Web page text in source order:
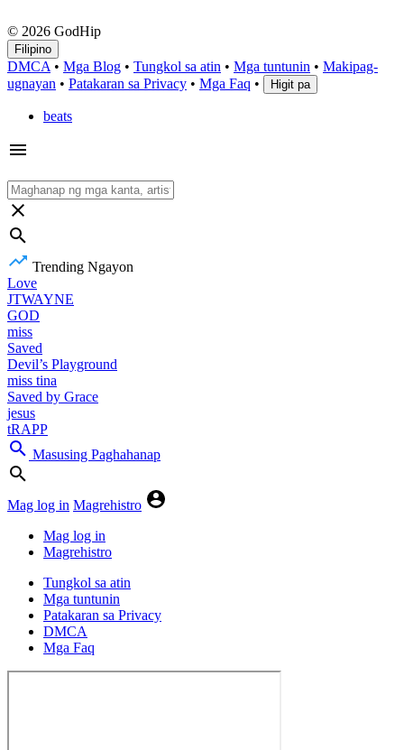
© 2026 GodHip
Filipino
DMCA • Mga Blog • Tungkol sa atin • Mga tuntunin • Makipag-
ugnayan • Patakaran sa Privacy • Mga Faq • Higit pa
beats
Trending Ngayon
Love
JTWAYNE
GOD
miss
Saved
Devil’s Playground
miss tina
Saved by Grace
jesus
tRAPP
Masusing Paghahanap
Mag log in Magrehistro
Mag log in
Magrehistro
Tungkol sa atin
Mga tuntunin
Patakaran sa Privacy
DMCA
Mga Faq